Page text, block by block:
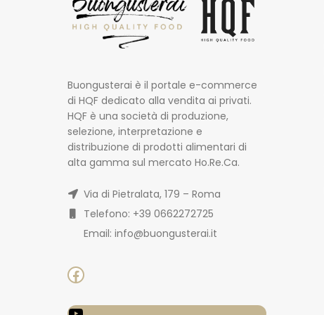
Buongusterai è il portale e-commerce
di HQF dedicato alla vendita ai privati.
HQF è una società di produzione,
selezione, interpretazione e
distribuzione di prodotti alimentari di
alta gamma sul mercato Ho.Re.Ca.
Via di Pietralata, 179 – Roma
Telefono: +39 0662272725
Email: info@buongusterai.it